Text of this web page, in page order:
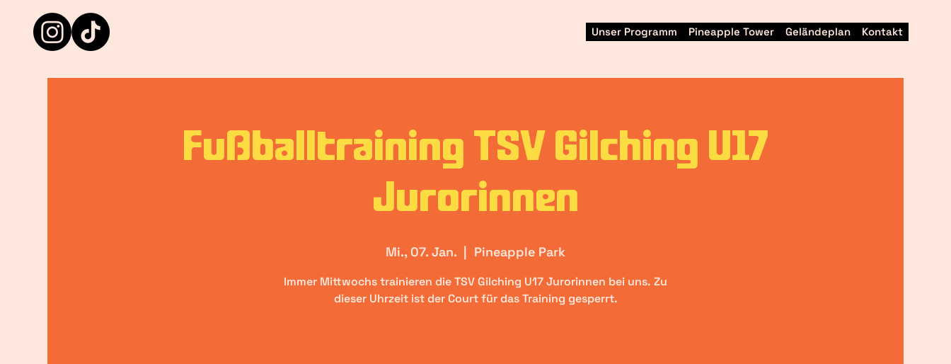
Unser Programm Pineapple Tower Geländeplan Kontakt
Fußballtraining TSV Gilching U17
Jurorinnen
Mi., 07. Jan.
  |
Pineapple Park
Immer Mittwochs trainieren die TSV Gilching U17 Jurorinnen bei uns. Zu
dieser Uhrzeit ist der Court für das Training gesperrt.